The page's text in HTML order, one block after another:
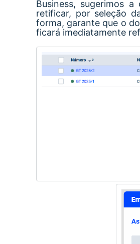
Business, sugerimos
retificar, por seleção
forma, garante que o
ficará imediatamente